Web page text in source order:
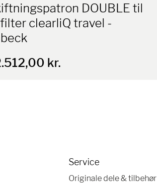
DOUBLE til
clearliQ travel -
kr.
Service
Originale dele & tilbehør